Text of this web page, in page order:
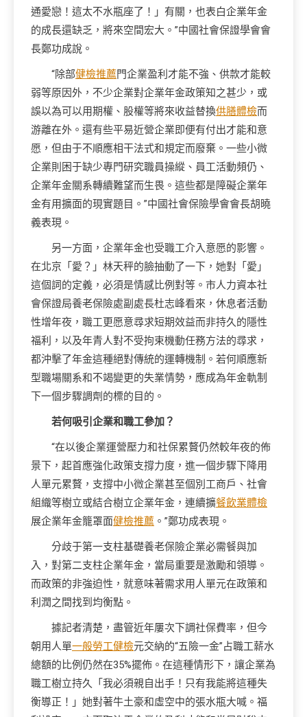
通愛戀！這太不水瓶座了！」有關，也表白企業年金
的成長還缺乏，將來空間宏大。”中國社會保證學會會
長鄭功成說。
“除部健檢推薦門企業盈利才能不強、供款才能較
弱等原因外，不少企業對企業年金政策知之甚少，或
誤以為可以用期權、股權等將來收益替換供膳體檢而
游離在外。還有些平易近營企業即便有付出才能和意
愿，但由于不順應相干法式和規定而廢棄。一些小微
企業則困于缺少專門研究職員操縱、員工活動頻仍、
企業年金關系轉續難望而生畏。這些都是障礙企業年
金有用擴面的現實題目。”中國社會保險學會會長胡曉
義表現。
另一方面，企業年金也受職工介入意愿的影響。
在北京「愛？」林天秤的臉抽動了一下，她對「愛」
這個詞的定義，必須是情感比例對等。市人力資本社
會保證局養老保險處副處長杜志峰看來，休息者活動
性增年夜，職工更愿意尋求短期效益而非持久的隱性
福利，以及年青人對不受拘束機動任務方法的尋求，
都沖擊了年金這種絕對傳統的運轉機制。若何順應新
型職場關系和不竭變更的失業情勢，應成為年金軌制
下一個步驟調劑的標的目的。
若何吸引企業和職工參加？
“在以後企業運營壓力和社保累贅仍然較年夜的佈
景下，起首應強化政策支撐力度，進一個步驟下降用
人單元累贅，支撐中小微企業甚至個別工商戶、社會
組織等樹立或結合樹立企業年金，連續擴餐飲業體檢
展企業年金籠罩面健檢推薦 。”鄭功成表現。
分歧于第一支柱基礎養老保險企業必需餐與加
入，對第二支柱企業年金，當局重要是激勵和領導。
而政策的非強迫性，就意味著需求用人單元在政策和
利潤之間找到均衡點。
據記者清楚，盡管近年屢次下調社保費率，但今
朝用人單一般勞工健檢元交納的“五險一金”占職工薪水
總額的比例仍然在35%擺佈。在這種情形下，讓企業為
職工樹立持久「我必須親自出手！只有我能將這種失
衡導正！」她對著牛土豪和虛空中的張水瓶大喊。福